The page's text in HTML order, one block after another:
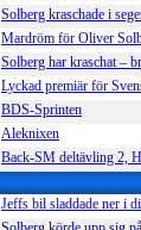
Solberg kraschade i
Mardröm för Oliver
Solberg har kraschat –
Lyckad premiär för
BDS-Sprinten
Aleknixen
Back-SM deltävling 2,
Jeffs bil sladdade ner i